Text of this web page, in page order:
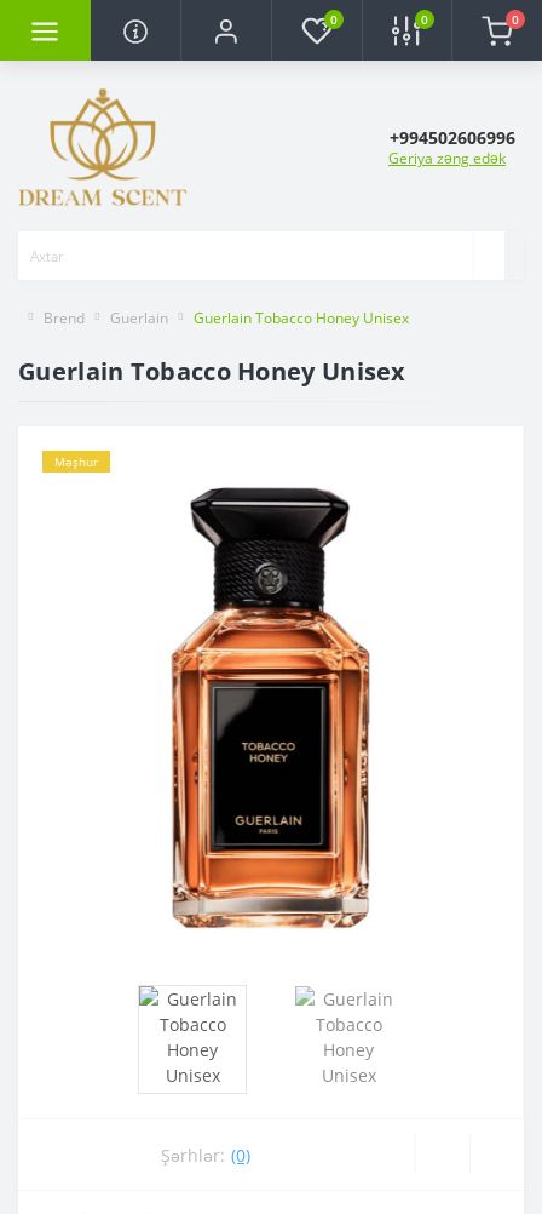
0 0 0
+994502606996
Geriya zəng edək
Brend Guerlain Guerlain Tobacco Honey Unisex
Guerlain Tobacco Honey Unisex
Məşhur
Şərhlər: (0)